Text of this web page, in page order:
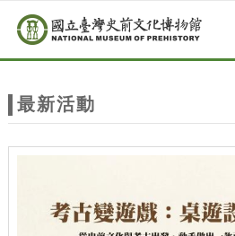
站
主
跳到主要內容
網站導覽
最新活動